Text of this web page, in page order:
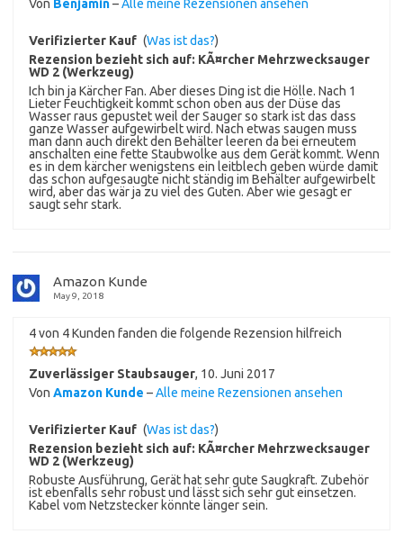
Von Benjamin–Alle meine Rezensionen ansehen
Verifizierter Kauf (Was ist das?)
Rezension bezieht sich auf: KÃ¤rcher Mehrzwecksauger
WD 2 (Werkzeug)
Ich bin ja Kärcher Fan. Aber dieses Ding ist die Hölle. Nach 1
Lieter Feuchtigkeit kommt schon oben aus der Düse das
Wasser raus gepustet weil der Sauger so stark ist das dass
ganze Wasser aufgewirbelt wird. Nach etwas saugen muss
man dann auch direkt den Behälter leeren da bei erneutem
anschalten eine fette Staubwolke aus dem Gerät kommt. Wenn
es in dem kärcher wenigstens ein leitblech geben würde damit
das schon aufgesaugte nicht ständig im Behälter aufgewirbelt
wird, aber das wär ja zu viel des Guten. Aber wie gesagt er
saugt sehr stark.
Amazon Kunde
May 9, 2018
4 von 4 Kunden fanden die folgende Rezension hilfreich
Zuverlässiger Staubsauger, 10. Juni 2017
Von Amazon Kunde –Alle meine Rezensionen ansehen
Verifizierter Kauf (Was ist das?)
Rezension bezieht sich auf: KÃ¤rcher Mehrzwecksauger
WD 2 (Werkzeug)
Robuste Ausführung, Gerät hat sehr gute Saugkraft. Zubehör
ist ebenfalls sehr robust und lässt sich sehr gut einsetzen.
Kabel vom Netzstecker könnte länger sein.